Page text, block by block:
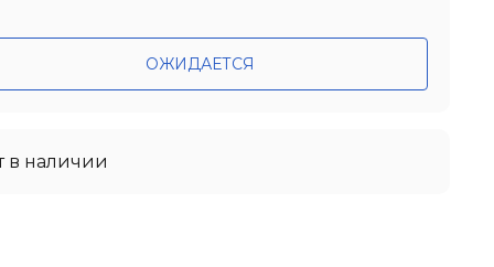
ОЖИДАЕТСЯ
в наличии